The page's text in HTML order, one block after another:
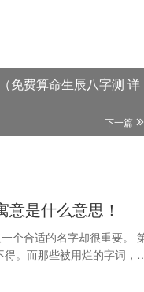
免费算命生辰八字测 详
下一篇
是什么意思！
个合适的名字却很重要。
。而那些被用烂的字词，